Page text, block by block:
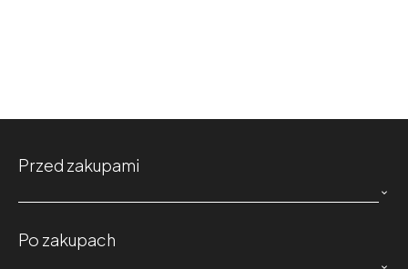
Przed zakupami

Po zakupach